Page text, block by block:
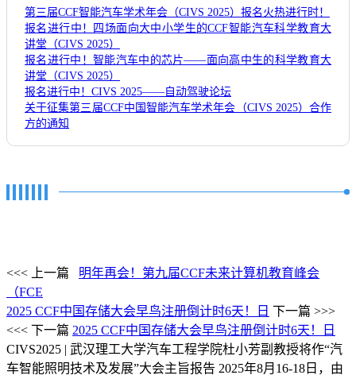
第三届CCF智能汽车学术年会（CIVS 2025）报名火热进行时！
报名进行中！四场面向大中小学生的CCF智能汽车科学教育大
讲堂（CIVS 2025）
报名进行中！智能汽车中的芯片——面向高中生的科学教育大
讲堂（CIVS 2025）
报名进行中！CIVS 2025——自动驾驶论坛
关于征集第三届CCF中国智能汽车学术年会（CIVS 2025）合作
方的通知
<<< 上一篇
明年再会！第九届CCF未来计算机教育峰会
（FCE
2025 CCF中国存储大会早鸟注册倒计时6天！日 下一篇 >>>
<<< 下一篇 2025 CCF中国存储大会早鸟注册倒计时6天！日
CIVS2025 | 武汉理工大学汽车工程学院杜小芳副教授将作“汽
车智能照明技术及发展”大会主旨报告 2025年8月16-18日，由